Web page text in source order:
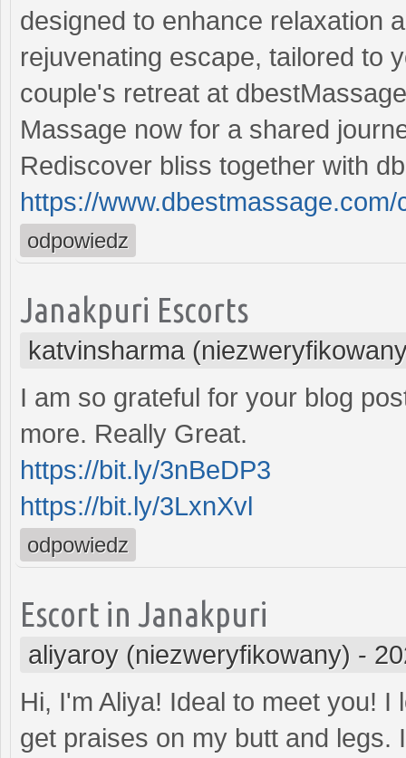
designed to enhance relaxation
rejuvenating escape, tailored to
couple's retreat at
Massage now for a shared
Rediscover bliss together with
https://
odpowiedz
Janakpuri Escorts
katvinsharma
I am so grateful for your blog
more. Really Great.
https://bit.ly/3nBeDP3
https://bit.ly/3LxnXvl
odpowiedz
Escort in Janakpuri
aliyaroy (niezweryfikowany) -
Hi, I'm Aliya! Ideal to meet you!
get praises on my butt and